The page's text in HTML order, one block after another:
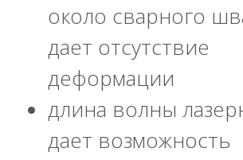
около сварного
дает отсутствие
деформации
длина волны
дает возможность